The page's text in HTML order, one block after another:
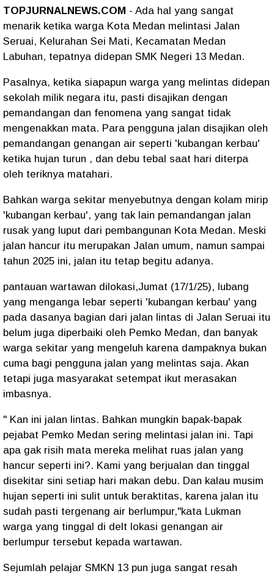
TOPJURNALNEWS.COM - Ada hal yang sangat
menarik ketika warga Kota Medan melintasi Jalan
Seruai, Kelurahan Sei Mati, Kecamatan Medan
Labuhan, tepatnya didepan SMK Negeri 13 Medan.
Pasalnya, ketika siapapun warga yang melintas didepan
sekolah milik negara itu, pasti disajikan dengan
pemandangan dan fenomena yang sangat tidak
mengenakkan mata. Para pengguna jalan disajikan oleh
pemandangan genangan air seperti 'kubangan kerbau'
ketika hujan turun , dan debu tebal saat hari diterpa
oleh teriknya matahari.
Bahkan warga sekitar menyebutnya dengan kolam mirip
'kubangan kerbau', yang tak lain pemandangan jalan
rusak yang luput dari pembangunan Kota Medan. Meski
jalan hancur itu merupakan Jalan umum, namun sampai
tahun 2025 ini, jalan itu tetap begitu adanya.
pantauan wartawan dilokasi,Jumat (17/1/25), lubang
yang menganga lebar seperti 'kubangan kerbau' yang
pada dasanya bagian dari jalan lintas di Jalan Seruai itu
belum juga diperbaiki oleh Pemko Medan, dan banyak
warga sekitar yang mengeluh karena dampaknya bukan
cuma bagi pengguna jalan yang melintas saja. Akan
tetapi juga masyarakat setempat ikut merasakan
imbasnya.
" Kan ini jalan lintas. Bahkan mungkin bapak-bapak
pejabat Pemko Medan sering melintasi jalan ini. Tapi
apa gak risih mata mereka melihat ruas jalan yang
hancur seperti ini?. Kami yang berjualan dan tinggal
disekitar sini setiap hari makan debu. Dan kalau musim
hujan seperti ini sulit untuk beraktitas, karena jalan itu
sudah pasti tergenang air berlumpur,"kata Lukman
warga yang tinggal di delt lokasi genangan air
berlumpur tersebut kepada wartawan.
Sejumlah pelajar SMKN 13 pun juga sangat resah